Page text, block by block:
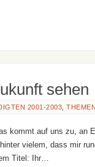
2001-2003
kommt auf uns zu, an
vielem, dass mir
Titel: Ihr…